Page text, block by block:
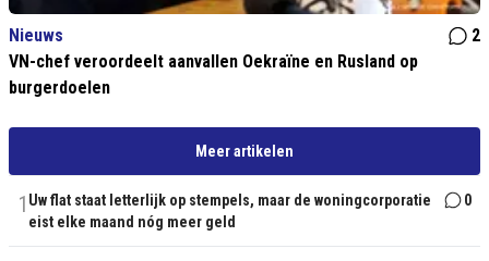
Nieuws
2
VN-chef veroordeelt aanvallen Oekraïne en Rusland op
burgerdoelen
Meer artikelen
1 Uw flat staat letterlijk op stempels, maar de woningcorporatie
eist elke maand nóg meer geld
0